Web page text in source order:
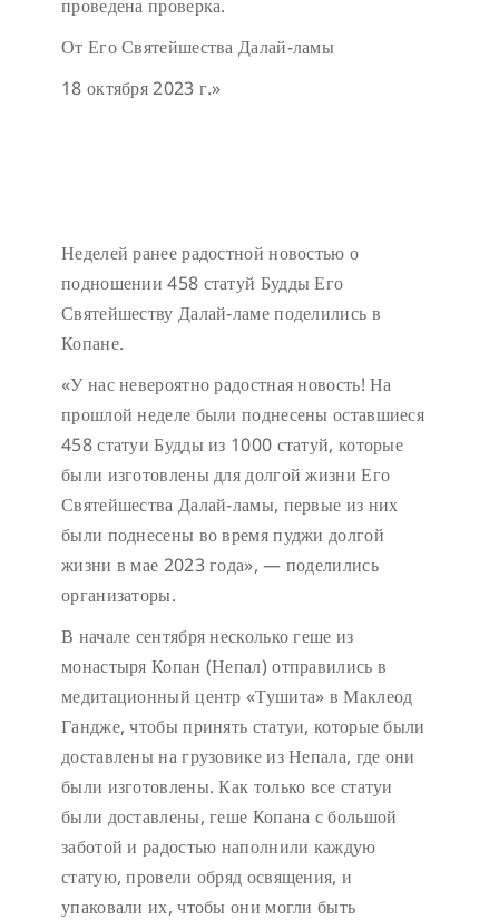
проведена проверка.
От Его Святейшества Далай-ламы
18 октября 2023 г.»
Неделей ранее радостной новостью о
подношении 458 статуй Будды Его
Святейшеству Далай-ламе поделились в
Копане.
«У нас невероятно радостная новость! На
прошлой неделе были поднесены оставшиеся
458 статуи Будды из 1000 статуй, которые
были изготовлены для долгой жизни Его
Святейшества Далай-ламы, первые из них
были поднесены во время пуджи долгой
жизни в мае 2023 года», — поделились
организаторы.
В начале сентября несколько геше из
монастыря Копан (Непал) отправились в
медитационный центр «Тушита» в Маклеод
Гандже, чтобы принять статуи, которые были
доставлены на грузовике из Непала, где они
были изготовлены. Как только все статуи
были доставлены, геше Копана с большой
заботой и радостью наполнили каждую
статую, провели обряд освящения, и
упаковали их, чтобы они могли быть